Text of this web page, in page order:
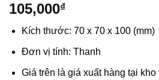
105,000₫
Kích thước: 70 x 70 x 100 (mm)
Đơn vị tính: Thanh
Giá trên là giá xuất hàng tại